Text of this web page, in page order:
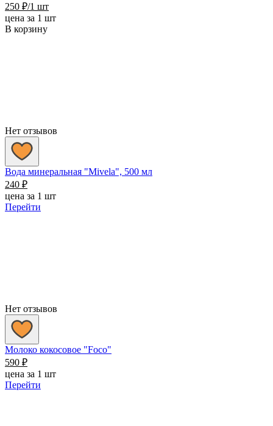
250 ₽/1 шт
цена за 1 шт
В корзину
Нет отзывов
Вода минеральная "Mivela", 500 мл
240 ₽
цена за 1 шт
Перейти
Нет отзывов
Молоко кокосовое "Foco"
590 ₽
цена за 1 шт
Перейти